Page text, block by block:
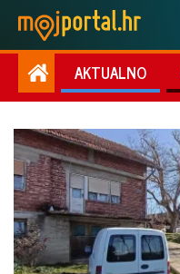
AKTUALNO